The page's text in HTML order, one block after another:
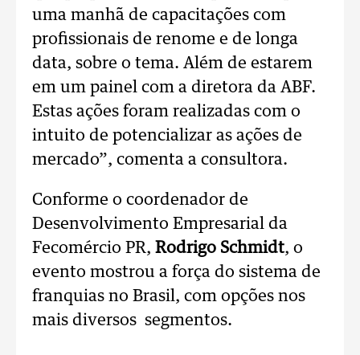
uma manhã de capacitações com
profissionais de renome e de longa
data, sobre o tema. Além de estarem
em um painel com a diretora da ABF.
Estas ações foram realizadas com o
intuito de potencializar as ações de
mercado”, comenta a consultora.
Conforme o coordenador de
Desenvolvimento Empresarial da
Fecomércio PR, Rodrigo Schmidt, o
evento mostrou a força do sistema de
franquias no Brasil, com opções nos
mais diversos segmentos.